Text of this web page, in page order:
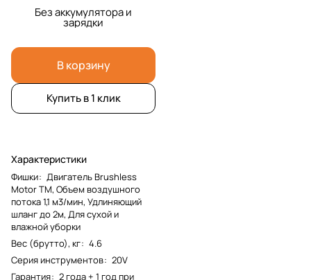
Без аккумулятора и
зарядки
В корзину
Купить в 1 клик
Характеристики
Фишки: Двигатель Brushless
Motor TM, Объем воздушного
потока 1,1 м3/мин, Удлиняющий
шланг до 2м, Для сухой и
влажной уборки
Вес (брутто), кг: 4.6
Серия инструментов: 20V
Гарантия: 2 года + 1 год при